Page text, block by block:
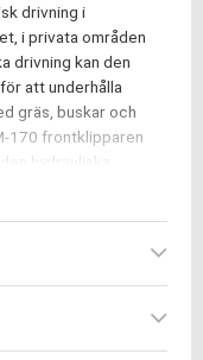
drivning i
i privata områden
drivning kan den
att underhålla
gräs, buskar och
170 frontklipparen
hydrauliska
universellt och
Även mycket
med denna
av slagorna